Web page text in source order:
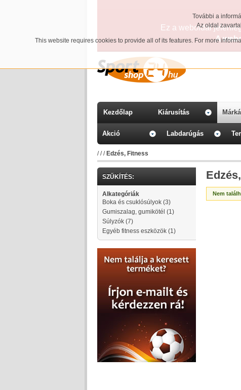
További a
Az oldal
This website requires cookies to provide all of its features. For more
Ez a weboldal
A
Kezdőlap Kiárusítás
Akció Labdarúgás
/// Edzés, Fitness
SZŰKÍTÉS:
Alkategóriák
Boka és csuklósúlyok (3)
Gumiszalag, gumikötél (1)
Súlyzók (7)
Egyéb fitness eszközök (1)
Nem